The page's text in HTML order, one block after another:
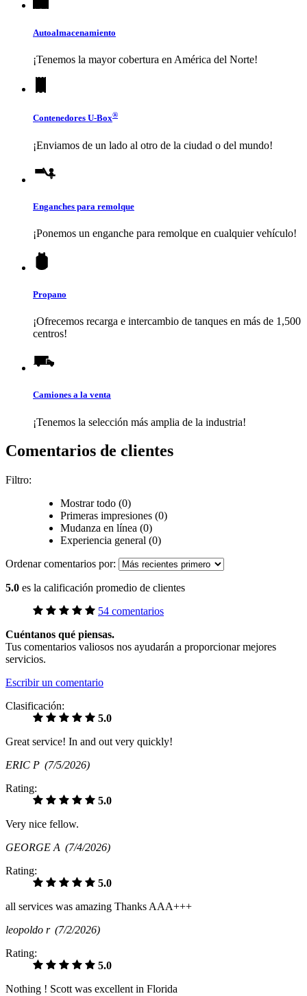
Autoalmacenamiento
¡Tenemos la mayor cobertura en América del Norte!
Contenedores U-Box®
¡Enviamos de un lado al otro de la ciudad o del mundo!
Enganches para remolque
¡Ponemos un enganche para remolque en cualquier vehículo!
Propano
¡Ofrecemos recarga e intercambio de tanques en más de 1,500
centros!
Camiones a la venta
¡Tenemos la selección más amplia de la industria!
Comentarios de clientes
Filtro:
Mostrar todo (0)
Primeras impresiones (0)
Mudanza en línea (0)
Experiencia general (0)
Ordenar comentarios por:
5.0 es la calificación promedio de clientes
54 comentarios
Cuéntanos qué piensas.
Tus comentarios valiosos nos ayudarán a proporcionar mejores
servicios.
Escribir un comentario
Clasificación:
5.0
Great service! In and out very quickly!
ERIC P (7/5/2026)
Rating:
5.0
Very nice fellow.
GEORGE A (7/4/2026)
Rating:
5.0
all services was amazing Thanks AAA+++
leopoldo r (7/2/2026)
Rating:
5.0
Nothing ! Scott was excellent in Florida